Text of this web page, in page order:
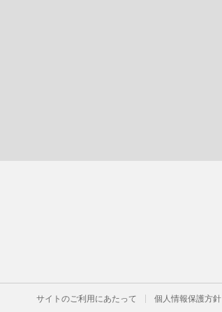
サイトのご利用にあたって 個人情報保護方針